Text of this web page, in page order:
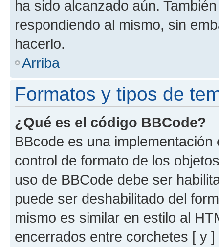
ha sido alcanzado aún.
respondiendo al mismo, sin
hacerlo.
Arriba
Formatos y tipos de
¿Qué es el código BBCode?
BBcode es una
control de formato de los
uso de BBCode debe ser
puede ser deshabilitado del
mismo es similar en estilo al
encerrados entre corchetes [ y